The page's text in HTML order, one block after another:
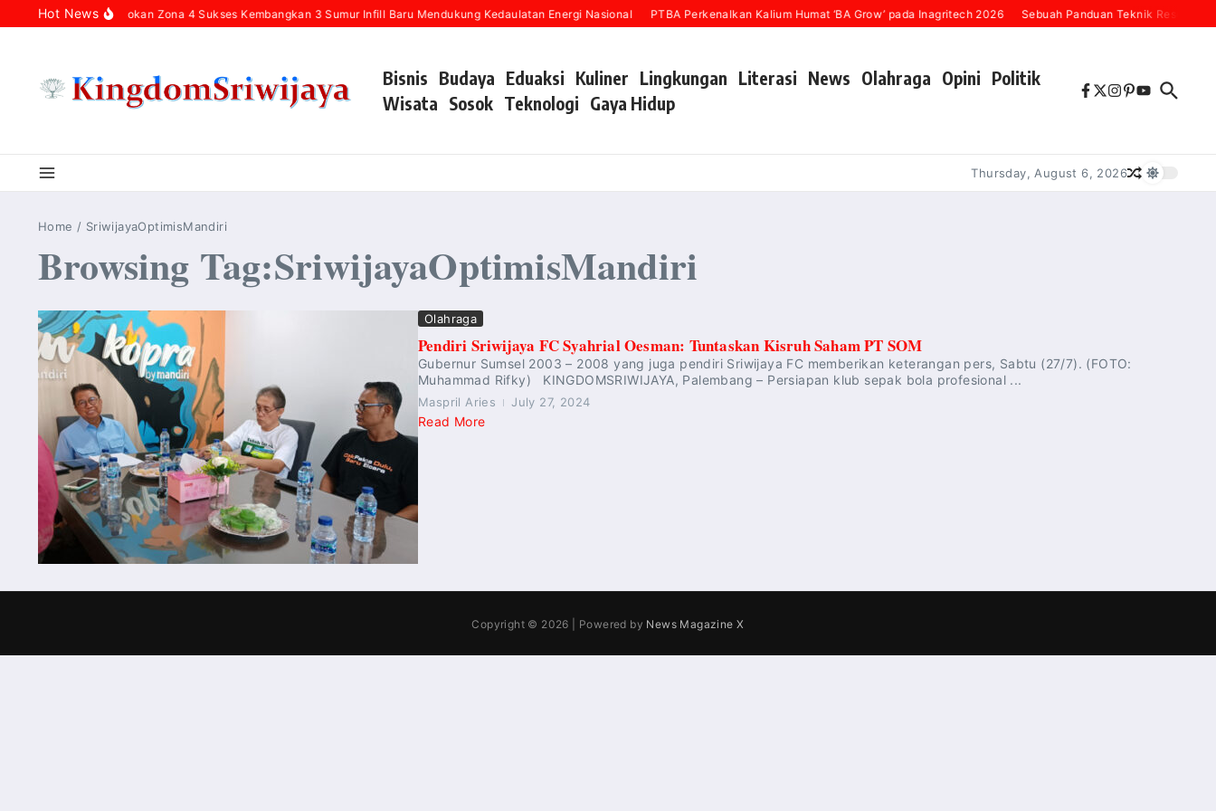
Skip to content
Hot News
Pertamina Hulu Rokan Zona 4 Sukses Kembangkan 3 Sumur Infill Baru Mendukung Kedaulatan Energi Nasional PTBA Perkenalkan Kalium Humat ‘BA Grow’ pada Inagritech 2026 Sebuah Panduan Teknik Resensi
Bisnis Budaya Eduaksi Kuliner Lingkungan Literasi News Olahraga Opini Politik
Wisata Sosok Teknologi Gaya Hidup
Thursday, August 6, 2026
Home / SriwijayaOptimisMandiri
Browsing Tag:SriwijayaOptimisMandiri
Olahraga
Pendiri Sriwijaya FC Syahrial Oesman: Tuntaskan Kisruh Saham PT SOM
Gubernur Sumsel 2003 – 2008 yang juga pendiri Sriwijaya FC memberikan keterangan pers, Sabtu (27/7). (FOTO:
Muhammad Rifky) KINGDOMSRIWIJAYA, Palembang – Persiapan klub sepak bola profesional ...
Maspril Aries July 27, 2024
Read More
Copyright © 2026 | Powered by News Magazine X